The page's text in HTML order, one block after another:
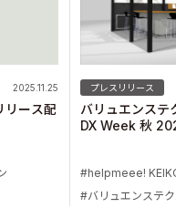
2025.11.25
リース配
プレスリリース
バリュエンス
DX Week 秋
helpmeee!
バリュエンステ